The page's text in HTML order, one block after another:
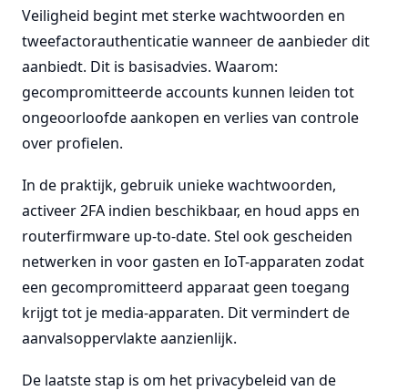
Veiligheid begint met sterke wachtwoorden en
tweefactorauthenticatie wanneer de aanbieder dit
aanbiedt. Dit is basisadvies. Waarom:
gecompromitteerde accounts kunnen leiden tot
ongeoorloofde aankopen en verlies van controle
over profielen.
In de praktijk, gebruik unieke wachtwoorden,
activeer 2FA indien beschikbaar, en houd apps en
routerfirmware up-to-date. Stel ook gescheiden
netwerken in voor gasten en IoT-apparaten zodat
een gecompromitteerd apparaat geen toegang
krijgt tot je media-apparaten. Dit vermindert de
aanvalsoppervlakte aanzienlijk.
De laatste stap is om het privacybeleid van de